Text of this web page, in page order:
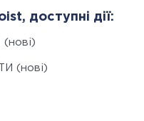
доступні дії:
(нові)